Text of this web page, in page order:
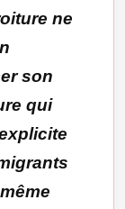
ne
son
qui